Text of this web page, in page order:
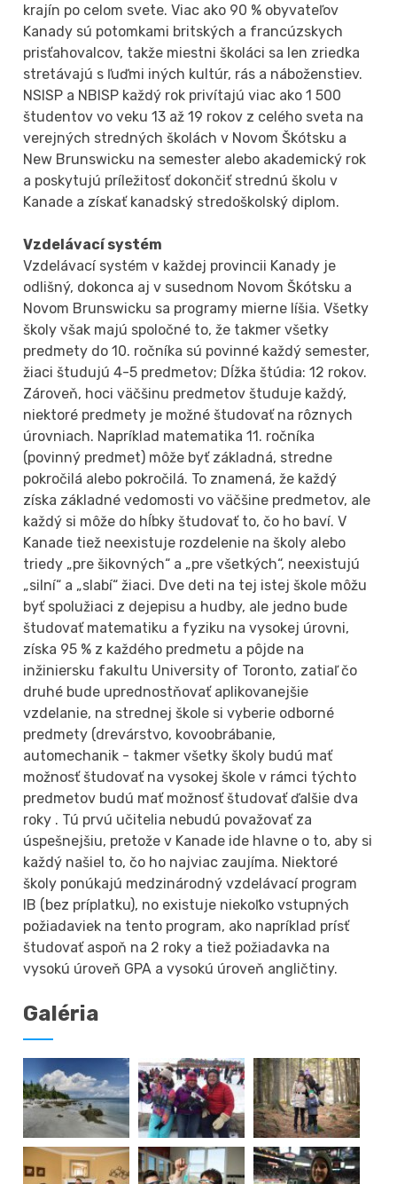
krajín po celom svete. Viac ako 90 % obyvateľov
Kanady sú potomkami britských a francúzskych
prisťahovalcov, takže miestni školáci sa len zriedka
stretávajú s ľuďmi iných kultúr, rás a náboženstiev.
NSISP a NBISP každý rok privítajú viac ako 1 500
študentov vo veku 13 až 19 rokov z celého sveta na
verejných stredných školách v Novom Škótsku a
New Brunswicku na semester alebo akademický rok
a poskytujú príležitosť dokončiť strednú školu v
Kanade a získať kanadský stredoškolský diplom.
Vzdelávací systém
Vzdelávací systém v každej provincii Kanady je
odlišný, dokonca aj v susednom Novom Škótsku a
Novom Brunswicku sa programy mierne líšia. Všetky
školy však majú spoločné to, že takmer všetky
predmety do 10. ročníka sú povinné každý semester,
žiaci študujú 4-5 predmetov; Dĺžka štúdia: 12 rokov.
Zároveň, hoci väčšinu predmetov študuje každý,
niektoré predmety je možné študovať na rôznych
úrovniach. Napríklad matematika 11. ročníka
(povinný predmet) môže byť základná, stredne
pokročilá alebo pokročilá. To znamená, že každý
získa základné vedomosti vo väčšine predmetov, ale
každý si môže do hĺbky študovať to, čo ho baví. V
Kanade tiež neexistuje rozdelenie na školy alebo
triedy „pre šikovných“ a „pre všetkých“, neexistujú
„silní“ a „slabí“ žiaci. Dve deti na tej istej škole môžu
byť spolužiaci z dejepisu a hudby, ale jedno bude
študovať matematiku a fyziku na vysokej úrovni,
získa 95 % z každého predmetu a pôjde na
inžiniersku fakultu University of Toronto, zatiaľ čo
druhé bude uprednostňovať aplikovanejšie
vzdelanie, na strednej škole si vyberie odborné
predmety (drevárstvo, kovoobrábanie,
automechanik - takmer všetky školy budú mať
možnosť študovať na vysokej škole v rámci týchto
predmetov budú mať možnosť študovať ďalšie dva
roky . Tú prvú učitelia nebudú považovať za
úspešnejšiu, pretože v Kanade ide hlavne o to, aby si
každý našiel to, čo ho najviac zaujíma. Niektoré
školy ponúkajú medzinárodný vzdelávací program
IB (bez príplatku), no existuje niekoľko vstupných
požiadaviek na tento program, ako napríklad prísť
študovať aspoň na 2 roky a tiež požiadavka na
vysokú úroveň GPA a vysokú úroveň angličtiny.
Galéria